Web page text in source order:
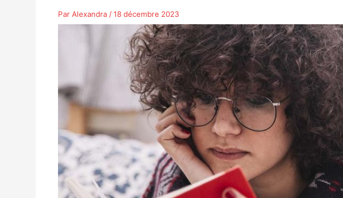
Par Alexandra / 18 décembre 2023